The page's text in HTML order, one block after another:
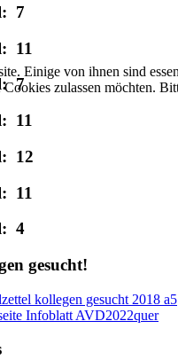
7
11
7
11
12
11
4
gesucht!
Einige von ihnen sind
zulassen möchten.